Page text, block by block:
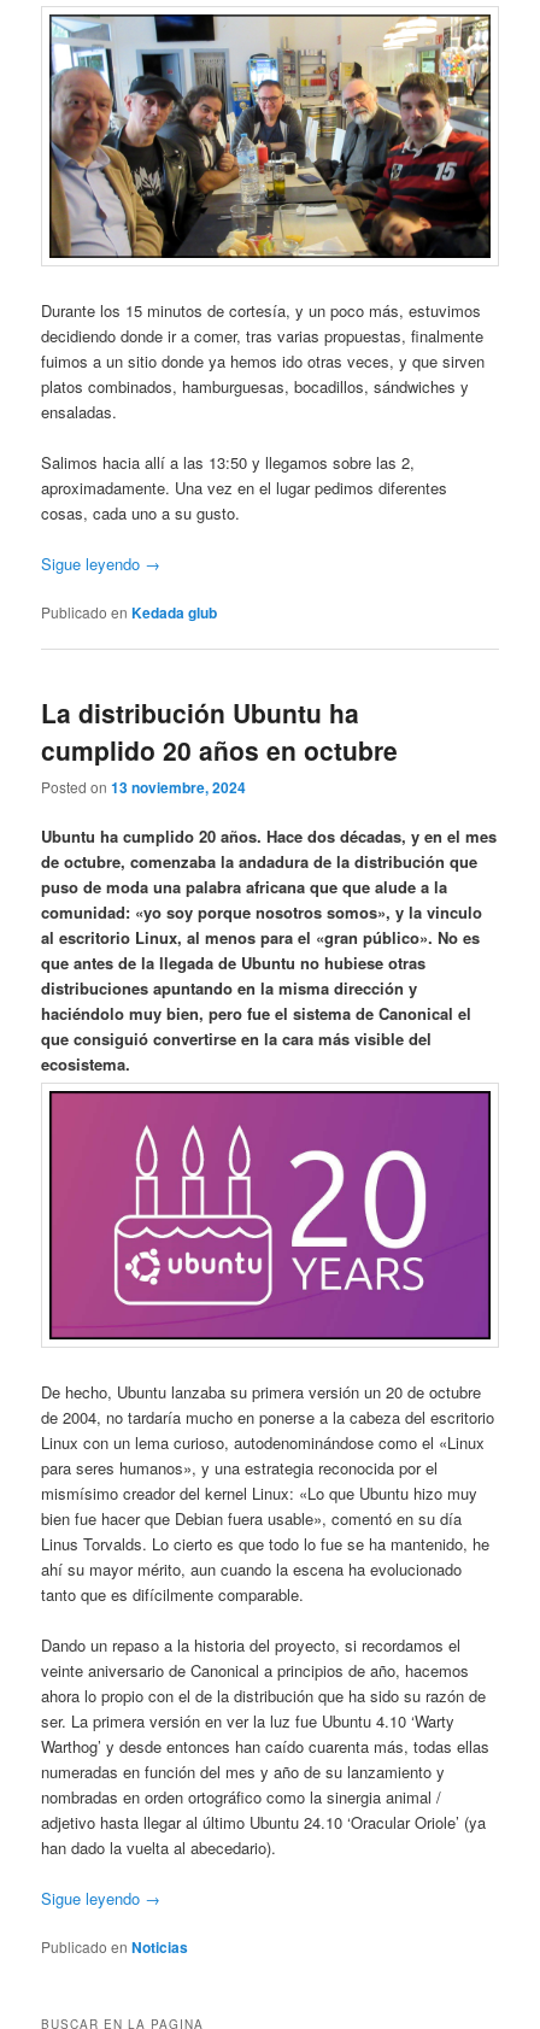
Durante los 15 minutos de cortesía, y un poco más, estuvimos
decidiendo donde ir a comer, tras varias propuestas, finalmente
fuimos a un sitio donde ya hemos ido otras veces, y que sirven
platos combinados, hamburguesas, bocadillos, sándwiches y
ensaladas.
Salimos hacia allí a las 13:50 y llegamos sobre las 2,
aproximadamente. Una vez en el lugar pedimos diferentes
cosas, cada uno a su gusto.
Sigue leyendo →
Publicado en Kedada glub
La distribución Ubuntu ha
cumplido 20 años en octubre
Posted on13 noviembre, 2024
Ubuntu ha cumplido 20 años. Hace dos décadas, y en el mes
de octubre, comenzaba la andadura de la distribución que
puso de moda una palabra africana que que alude a la
comunidad: «yo soy porque nosotros somos», y la vinculo
al escritorio Linux, al menos para el «gran público». No es
que antes de la llegada de Ubuntu no hubiese otras
distribuciones apuntando en la misma dirección y
haciéndolo muy bien, pero fue el sistema de Canonical el
que consiguió convertirse en la cara más visible del
ecosistema.
De hecho, Ubuntu lanzaba su primera versión un 20 de octubre
de 2004, no tardaría mucho en ponerse a la cabeza del escritorio
Linux con un lema curioso, autodenominándose como el «Linux
para seres humanos», y una estrategia reconocida por el
mismísimo creador del kernel Linux: «Lo que Ubuntu hizo muy
bien fue hacer que Debian fuera usable», comentó en su día
Linus Torvalds. Lo cierto es que todo lo fue se ha mantenido, he
ahí su mayor mérito, aun cuando la escena ha evolucionado
tanto que es difícilmente comparable.
Dando un repaso a la historia del proyecto, si recordamos el
veinte aniversario de Canonical a principios de año, hacemos
ahora lo propio con el de la distribución que ha sido su razón de
ser. La primera versión en ver la luz fue Ubuntu 4.10 ‘Warty
Warthog’ y desde entonces han caído cuarenta más, todas ellas
numeradas en función del mes y año de su lanzamiento y
nombradas en orden ortográfico como la sinergia animal /
adjetivo hasta llegar al último Ubuntu 24.10 ‘Oracular Oriole’ (ya
han dado la vuelta al abecedario).
Sigue leyendo →
Publicado en Noticias
BUSCAR EN LA PAGINA